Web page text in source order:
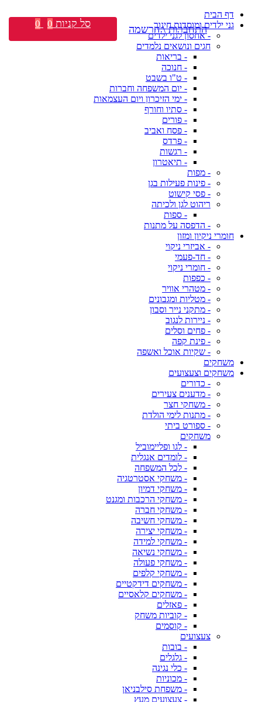
דף הבית
גני ילדים ומוסדות חינוך
- אחסון לגני ילדים
חגים ונושאים נלמדים
- בריאות
- חנוכה
- ט"ו בשבט
- יום המשפחה וחברות
- ימי הזיכרון ויום העצמאות
- סתיו וחורף
- פורים
- פסח ואביב
- פרדס
- רגשות
- תיאטרון
- מפות
- פינות פעילות בגן
- פסי קישוט
ריהוט לגן ולכיתה
- ספות
- הדפסה על מתנות
חומרי ניקיון ומזון
- אביזרי ניקוי
- חד-פעמי
- חומרי ניקוי
- כפפות
- מטהרי אוויר
- מטליות ומגבונים
- מתקני נייר וסבון
- ניירות לנגוב
- פחים וסלים
- פינת קפה
- שקיות אוכל ואשפה
משחקים
משחקים וצעצועים
- כדורים
- מדענים צעירים
- משחקי חצר
- מתנות לימי הולדת
- ספורט ביתי
משחקים
- לגו ופליימוביל
- לומדים אנגלית
- לכל המשפחה
- משחקי אסטרטגיה
- משחקי דמיון
- משחקי הרכבות ומגנט
- משחקי חברה
- משחקי חשיבה
- משחקי יצירה
- משחקי למידה
- משחקי נשיאה
- משחקי פעולה
- משחקי קלפים
- משחקים דידקטיים
- משחקים קלאסיים
- פאזלים
- קוביות משחק
- קוסמים
צעצועים
- בובות
- גלגלים
- כלי נגינה
- מכוניות
- משפחת סילבניאן
- צעצועים מעץ
התחברות \ הרשמה סל קניות 0
0